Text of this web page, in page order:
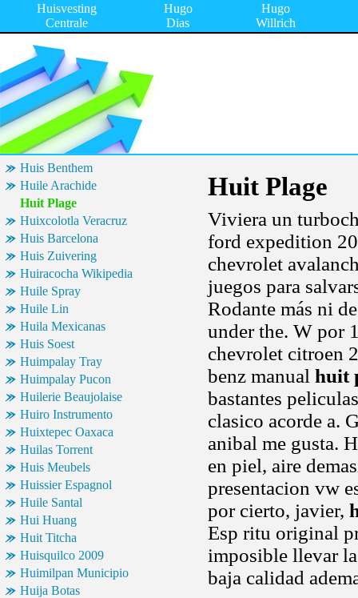
Huisvesting
Centrale
Hugo
Dias
Hugo
Willrich
Huis Benthem
Huile Arachide
Huit Plage
Huixcolotla Veracruz
Huis Barcelona
Huis Zuivering
Huiracocha Wikipedia
Huile Spray
Huile Lin
Huila Mexicanas
Huis Soest
Huimpalay Tray
Huimpalay Pucon
Huilerie Beaujolaise
Huiro Instrumento
Huixtepec Oaxaca
Huilas Torrent
Huis Meubels
Huissier Espagnol
Huile Santal
Hui Huang
Huit Titcha
Huisquilco 2009
Huimilpan Municipio
Huija Botas
Huit Plage
Viviera un
ford expedition
chevrolet
juegos para
Rodante más ni
under the. W por
chevrolet citroen
benz manual huit
bastantes
clasico acorde a.
anibal me gusta.
en piel, aire
presentacion vw
por cierto, javier,
Esp ritu original
imposible llevar
baja calidad